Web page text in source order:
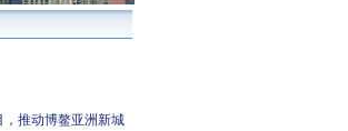
，推动博鳌亚洲新城